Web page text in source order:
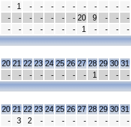
- 1 - - - - - - - - - -
- - - - - - - 20 9 - - -
- - - - - - - 1 - - - -
20 21 22 23 24 25 26 27 28 29 30 31
- - - - - - - - 1 - - -
20 21 22 23 24 25 26 27 28 29 30 31
- 3 2 - - - - - - - - -